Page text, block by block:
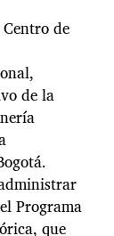
de
de la
Programa
que